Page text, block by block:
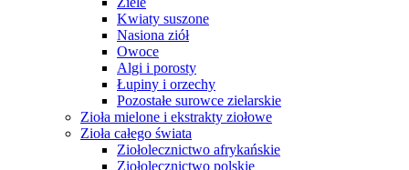
Kwiaty suszone
Nasiona ziół
Owoce
Algi i porosty
Łupiny i orzechy
Pozostałe surowce zielarskie
Zioła mielone i ekstrakty ziołowe
Zioła całego świata
Ziołolecznictwo afrykańskie
Ziołolecznictwo polskie